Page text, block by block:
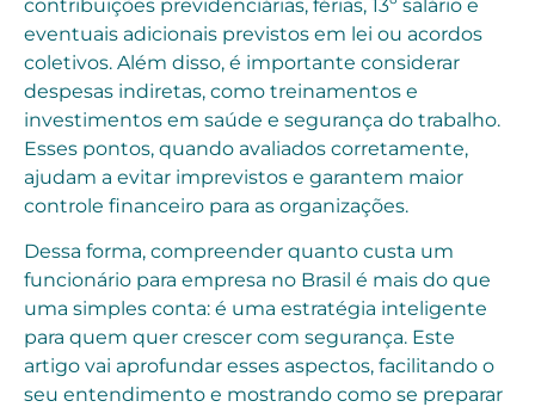
contribuições previdenciárias, férias, 13º salário e
eventuais adicionais previstos em lei ou acordos
coletivos. Além disso, é importante considerar
despesas indiretas, como treinamentos e
investimentos em saúde e segurança do trabalho.
Esses pontos, quando avaliados corretamente,
ajudam a evitar imprevistos e garantem maior
controle financeiro para as organizações.
Dessa forma, compreender quanto custa um
funcionário para empresa no Brasil é mais do que
uma simples conta: é uma estratégia inteligente
para quem quer crescer com segurança. Este
artigo vai aprofundar esses aspectos, facilitando o
seu entendimento e mostrando como se preparar